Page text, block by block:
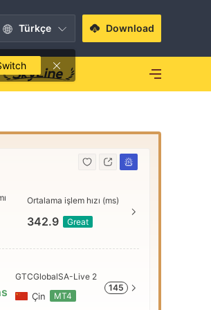
Türkçe Download
Ortalama işlem hızı (ms)
342.9 Great
GTCGlobalSA-Live 2
Çin MT4
145